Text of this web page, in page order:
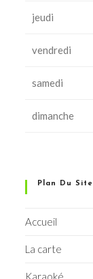
jeudi
vendredi
samedi
dimanche
Plan Du Site
Accueil
La carte
Karaoké